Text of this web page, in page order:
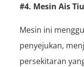
#4. Mesin Ais
Mesin ini
penyejukan,
persekitaran